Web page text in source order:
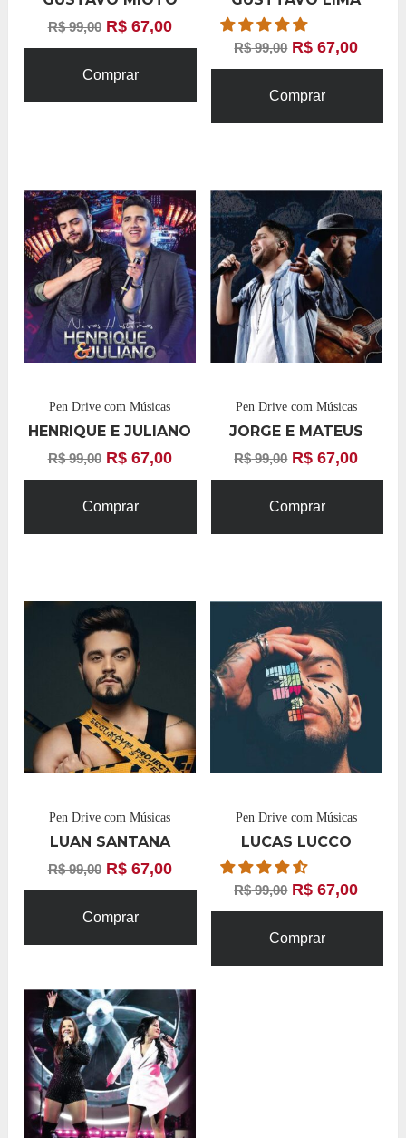
R$99,00 R$67,00
Comprar
R$99,00 R$ 67,00
Comprar
Pen Drive com Músicas
HENRIQUE E JULIANO
R$99,00 R$67,00
Comprar
Pen Drive com Músicas
JORGE E MATEUS
R$99,00 R$ 67,00
Comprar
Pen Drive com Músicas
LUAN SANTANA
R$99,00 R$67,00
Comprar
Pen Drive com Músicas
LUCAS LUCCO
R$99,00 R$ 67,00
Comprar